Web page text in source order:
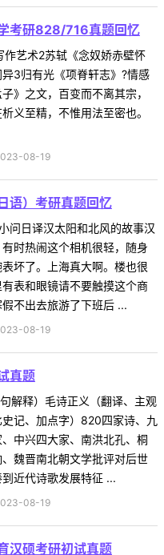
考研828/716真题回忆
艺术2苏轼《念奴娇赤壁怀
3归有光《项脊轩志》?情感
》之文，百变而不离其宗，
义至精，不惟用法至密也。
08-19
语）考研真题回忆
问日译汉太阳和北风的故事汉
时热闹这个相机很轻，随身
坏了。上海真大啊。楼也很
表和眼镜请不要触摸这个商
不出去旅游了下班后 ...
08-19
真题
解释）毛诗正义（翻译、主观
记、加点字）820四家诗、九
中兴四大家、南洪北孔、桐
魏晋南北朝文学批评对后世
近代诗歌发展特征 ...
08-19
汉硕考研初试真题